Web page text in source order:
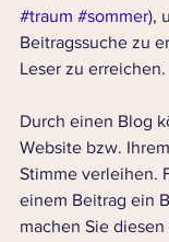
#traum #sommer),
Beitragssuche zu
Leser zu erreichen.
Durch einen Blog
Website bzw.
Stimme verleihen.
einem Beitrag ein
machen Sie